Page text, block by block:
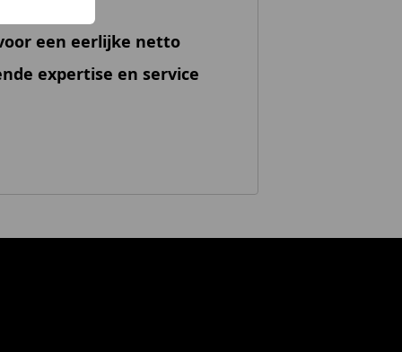
een eerlijke netto
expertise en service